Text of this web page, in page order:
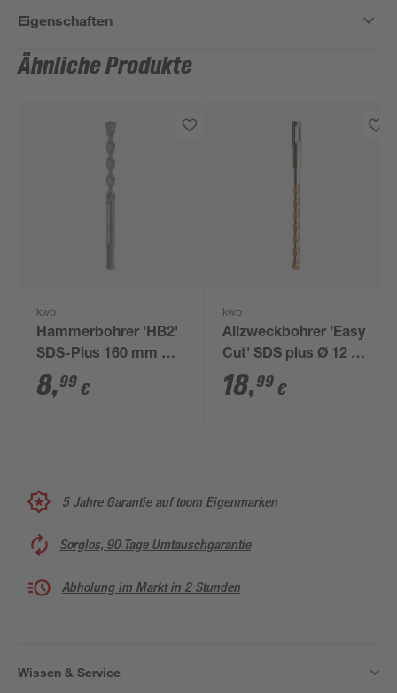
Eigenschaften
Ähnliche Produkte
kwb
Hammerbohrer 'HB2'
SDS-Plus 160 mm Ø
12 mm
8,99 €
kwb
Allzweckbohrer 'Easy
Cut' SDS plus Ø 12 x
160 mm
18,99 €
5 Jahre Garantie auf toom Eigenmarken
Sorglos, 90 Tage Umtauschgarantie
Abholung im Markt in 2 Stunden
Wissen & Service